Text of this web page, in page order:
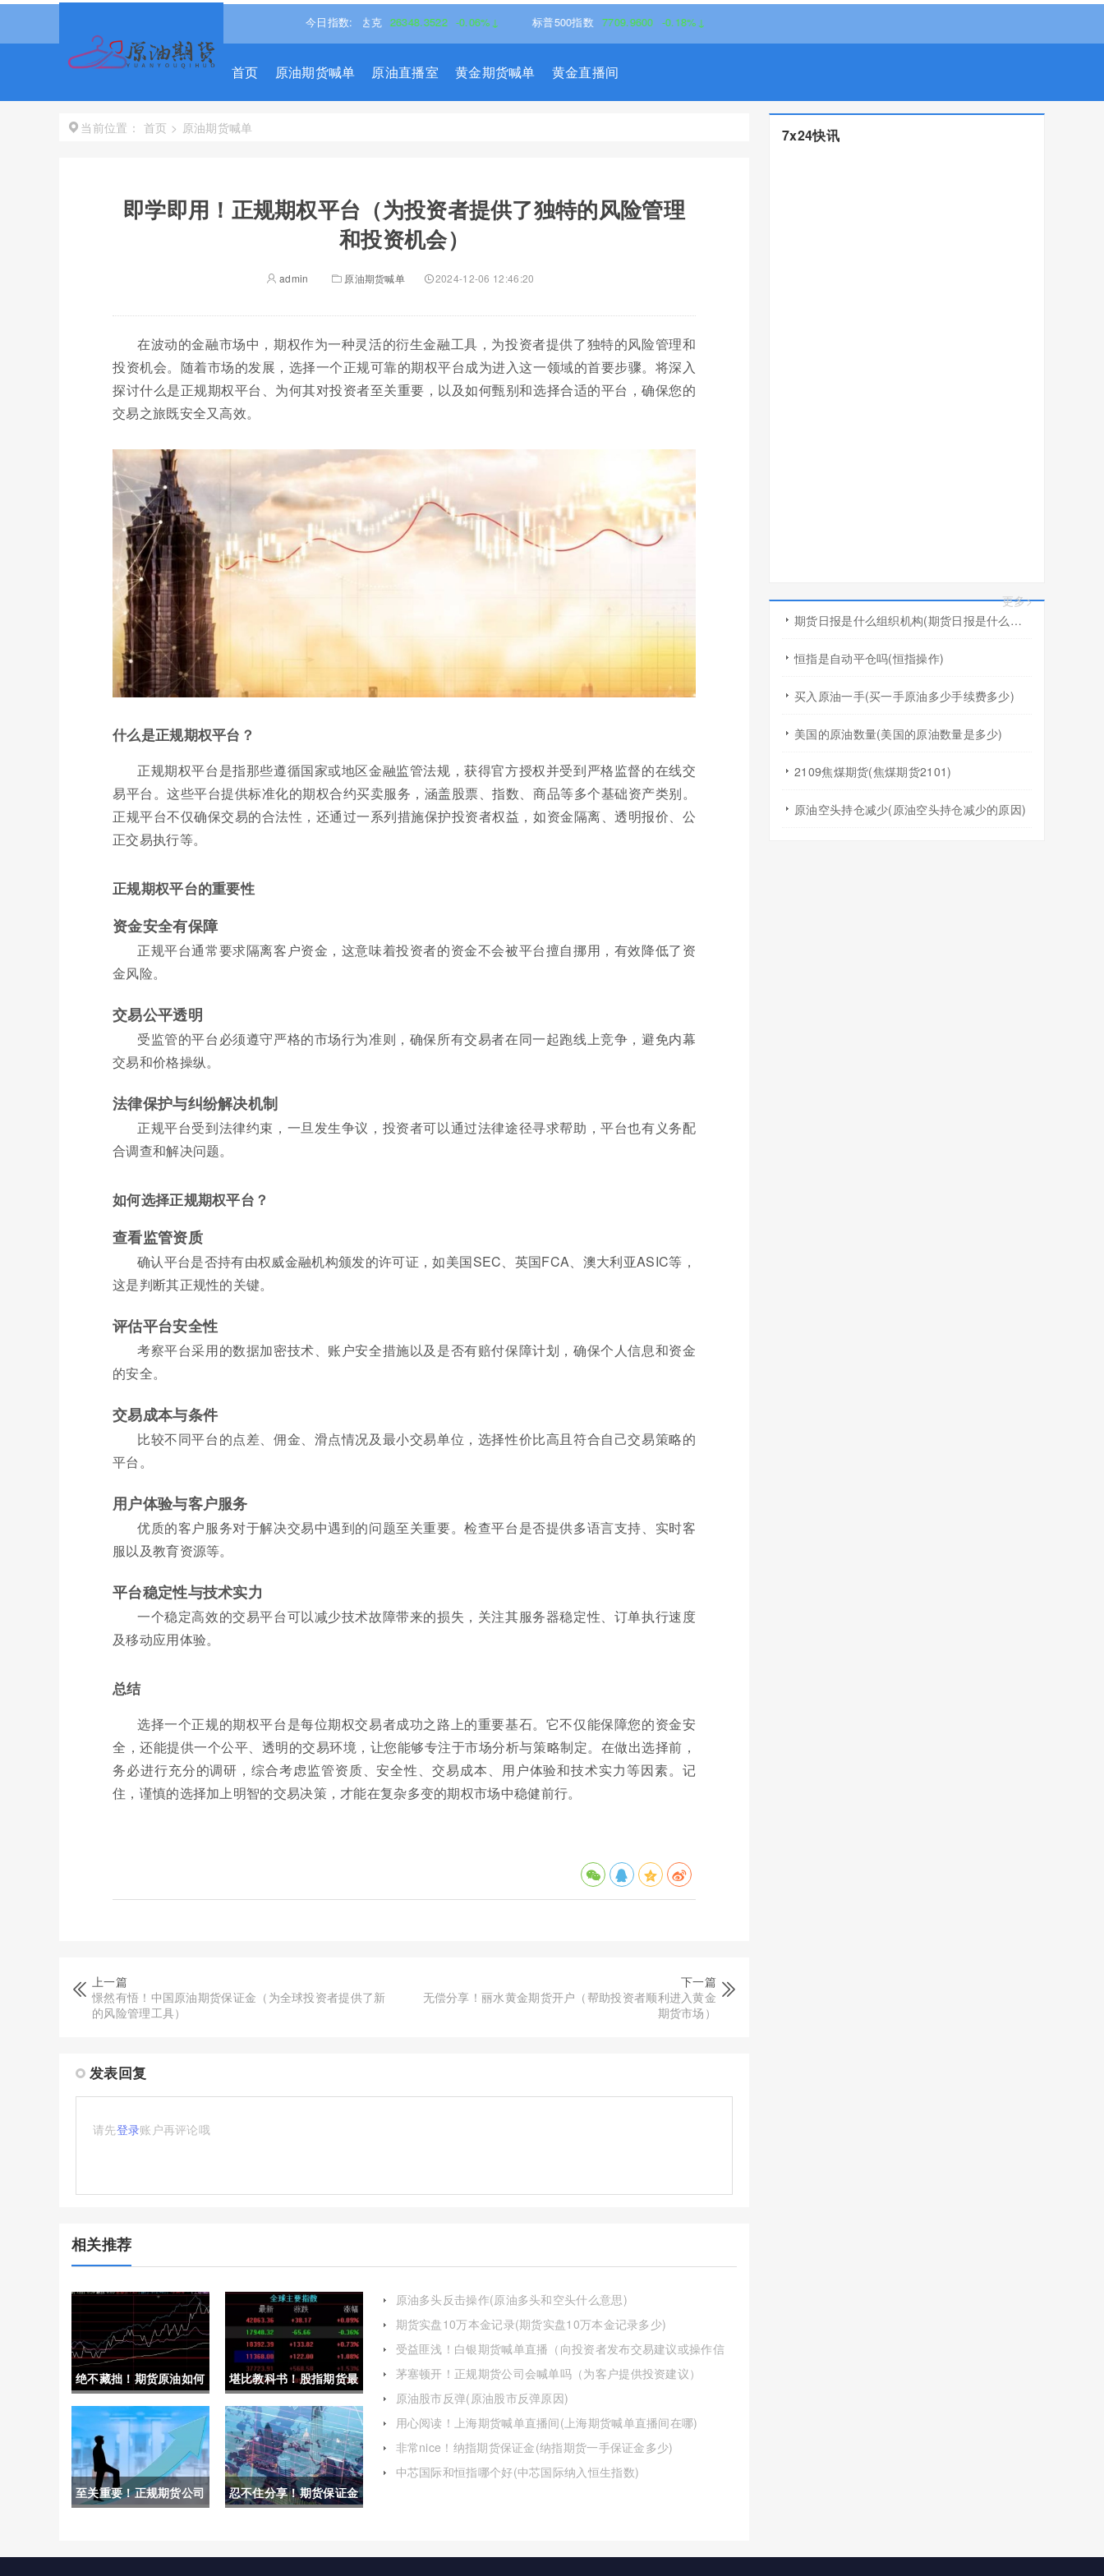
今日指数:
纳斯达克 26348.3522 -0.06%↓ 标普500指数 7709.9600 -0.18%↓
首页 原油期货喊单 原油直播室 黄金期货喊单 黄金直播间
当前位置： 首页 > 原油期货喊单
即学即用！正规期权平台（为投资者提供了独特的风险管理
和投资机会）
admin 原油期货喊单 2024-12-06 12:46:20
在波动的金融市场中，期权作为一种灵活的衍生金融工具，为投资者提供了独特的风险管理和
投资机会。随着市场的发展，选择一个正规可靠的期权平台成为进入这一领域的首要步骤。将深入
探讨什么是正规期权平台、为何其对投资者至关重要，以及如何甄别和选择合适的平台，确保您的
交易之旅既安全又高效。
什么是正规期权平台？
正规期权平台是指那些遵循国家或地区金融监管法规，获得官方授权并受到严格监督的在线交
易平台。这些平台提供标准化的期权合约买卖服务，涵盖股票、指数、商品等多个基础资产类别。
正规平台不仅确保交易的合法性，还通过一系列措施保护投资者权益，如资金隔离、透明报价、公
正交易执行等。
正规期权平台的重要性
资金安全有保障
正规平台通常要求隔离客户资金，这意味着投资者的资金不会被平台擅自挪用，有效降低了资
金风险。
交易公平透明
受监管的平台必须遵守严格的市场行为准则，确保所有交易者在同一起跑线上竞争，避免内幕
交易和价格操纵。
法律保护与纠纷解决机制
正规平台受到法律约束，一旦发生争议，投资者可以通过法律途径寻求帮助，平台也有义务配
合调查和解决问题。
如何选择正规期权平台？
查看监管资质
确认平台是否持有由权威金融机构颁发的许可证，如美国SEC、英国FCA、澳大利亚ASIC等，
这是判断其正规性的关键。
评估平台安全性
考察平台采用的数据加密技术、账户安全措施以及是否有赔付保障计划，确保个人信息和资金
的安全。
交易成本与条件
比较不同平台的点差、佣金、滑点情况及最小交易单位，选择性价比高且符合自己交易策略的
平台。
用户体验与客户服务
优质的客户服务对于解决交易中遇到的问题至关重要。检查平台是否提供多语言支持、实时客
服以及教育资源等。
平台稳定性与技术实力
一个稳定高效的交易平台可以减少技术故障带来的损失，关注其服务器稳定性、订单执行速度
及移动应用体验。
总结
选择一个正规的期权平台是每位期权交易者成功之路上的重要基石。它不仅能保障您的资金安
全，还能提供一个公平、透明的交易环境，让您能够专注于市场分析与策略制定。在做出选择前，
务必进行充分的调研，综合考虑监管资质、安全性、交易成本、用户体验和技术实力等因素。记
住，谨慎的选择加上明智的交易决策，才能在复杂多变的期权市场中稳健前行。
上一篇
憬然有悟！中国原油期货保证金（为全球投资者提供了新
的风险管理工具）
下一篇
无偿分享！丽水黄金期货开户（帮助投资者顺利进入黄金
期货市场）
发表回复
请先登录账户再评论哦
相关推荐
绝不藏拙！期货原油如何
开户(期货原油开户那个
资金安全)
堪比教科书！股指期货最
低手续费(股指期货手续
费吓死人平今仓)
至关重要！正规期货公司
好地理解期货公司的运作
忍不住分享！期货保证金
稳定和发展贡献力量）
原油多头反击操作(原油多头和空头什么意思)
期货实盘10万本金记录(期货实盘10万本金记录多少)
受益匪浅！白银期货喊单直播（向投资者发布交易建议或操作信
茅塞顿开！正规期货公司会喊单吗（为客户提供投资建议）
原油股市反弹(原油股市反弹原因)
用心阅读！上海期货喊单直播间(上海期货喊单直播间在哪)
非常nice！纳指期货保证金(纳指期货一手保证金多少)
中芯国际和恒指哪个好(中芯国际纳入恒生指数)
7x24快讯
更多>
期货日报是什么组织机构(期货日报是什么组织机构的)
恒指是自动平仓吗(恒指操作)
买入原油一手(买一手原油多少手续费多少)
美国的原油数量(美国的原油数量是多少)
2109焦煤期货(焦煤期货2101)
原油空头持仓减少(原油空头持仓减少的原因)